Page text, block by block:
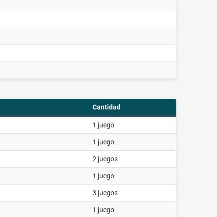
Cantidad
1 juego
1 juego
2 juegos
1 juego
3 juegos
1 juego